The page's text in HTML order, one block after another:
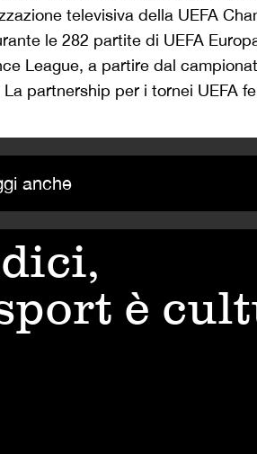
televisiva della UEFA
le 282 partite di UEFA
League, a partire dal
partnership per i tornei UEFA
anche
è